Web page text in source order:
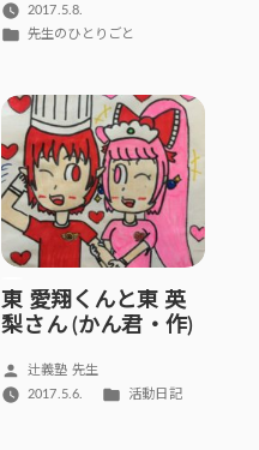
稿
者:
2017.5.8.
カ
リ
ー:
先生のひとりごと
東 愛翔くんと東 英
梨さん (かん君・作)
投
稿
辻義塾 先生
2017.5.6.
カ
活動日記